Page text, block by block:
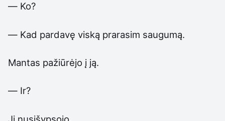
— Ko?
— Kad pardavę viską prarasim saugumą.
Mantas pažiūrėjo į ją.
— Ir?
Ji nusišypsojo.